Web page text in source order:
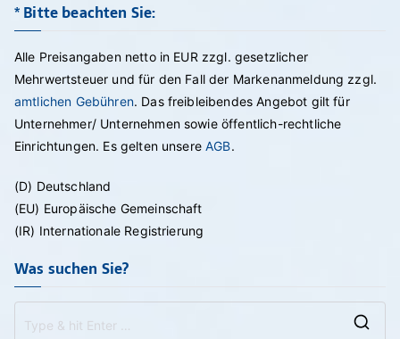
* Bitte beachten Sie:
Alle Preisangaben netto in EUR zzgl. gesetzlicher
Mehrwertsteuer und für den Fall der Markenanmeldung zzgl.
amtlichen Gebühren. Das freibleibendes Angebot gilt für
Unternehmer/ Unternehmen sowie öffentlich-rechtliche
Einrichtungen. Es gelten unsereAGB.
(D) Deutschland
(EU) Europäische Gemeinschaft
(IR) Internationale Registrierung
Was suchen Sie?